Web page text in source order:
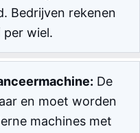
Bedrijven rekenen
wiel.
De
en moet worden
machines met